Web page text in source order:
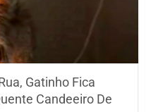
Gatinho Fica
Candeeiro De